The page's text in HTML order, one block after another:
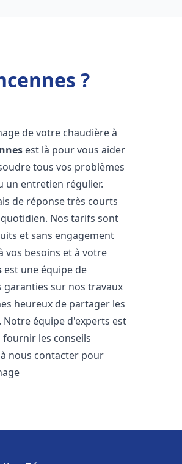
?
de votre chaudière à
est là pour vous aider
tous vos problèmes
un entretien régulier.
de réponse très courts
Nos tarifs sont
et sans engagement
vos besoins et à votre
est une équipe de
garanties sur nos travaux
heureux de partager les
équipe d'experts est
les conseils
nous contacter pour